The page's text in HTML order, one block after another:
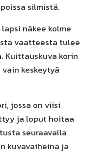
silmistä.
näkee kolme
vaatteesta tulee
Kuittauskuva korin
keskeytyä
jossa on viisi
ja loput hoitaa
seuraavalla
kuvavaiheina ja